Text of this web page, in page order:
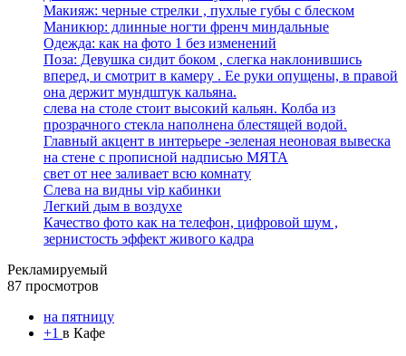
Макияж: черные стрелки , пухлые губы с блеском
Маникюр: длинные ногти френч миндальные
Одежда: как на фото 1 без изменений
Поза: Девушка сидит боком , слегка наклонившись
вперед, и смотрит в камеру . Ее руки опущены, в правой
она держит мундштук кальяна.
слева на столе стоит высокий кальян. Колба из
прозрачного стекла наполнена блестящей водой.
Главный акцент в интерьере -зеленая неоновая вывеска
на стене с прописной надписью МЯТА
свет от нее заливает всю комнату
Слева на видны vip кабинки
Легкий дым в воздухе
Качество фото как на телефон, цифровой шум ,
зернистость эффект живого кадра
Рекламируемый
87 просмотров
на пятницу
+1 в Кафе